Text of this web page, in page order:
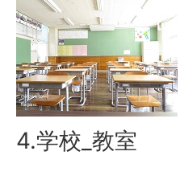
4.学校_教室